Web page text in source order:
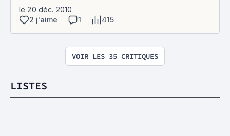
le 20 déc. 2010
2 j'aime
1 415
VOIR LES 35 CRITIQUES
LISTES